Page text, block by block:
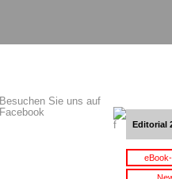
Besuchen Sie uns auf
Facebook
Editorial